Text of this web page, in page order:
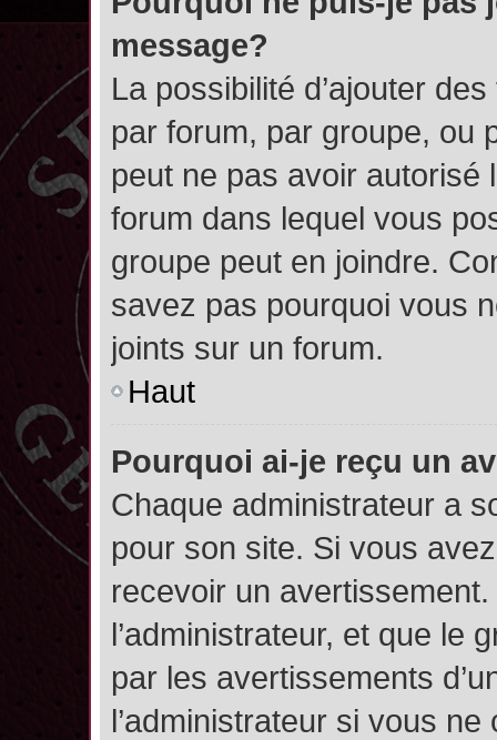
message?
La possibilité d’ajouter
par forum, par groupe, ou
peut ne pas avoir autorisé
forum dans lequel vous
groupe peut en joindre.
savez pas pourquoi vous
joints sur un forum.
Haut
Pourquoi ai-je reçu un
Chaque administrateur a
pour son site. Si vous
recevoir un
l’administrateur, et que le
par les avertissements
l’administrateur si vous